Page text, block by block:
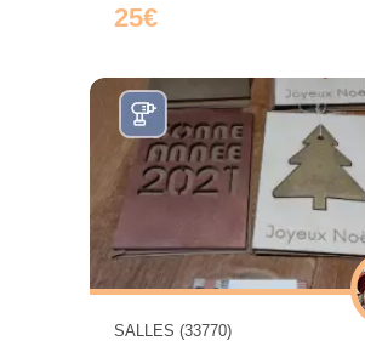
25€
SALLES (33770)